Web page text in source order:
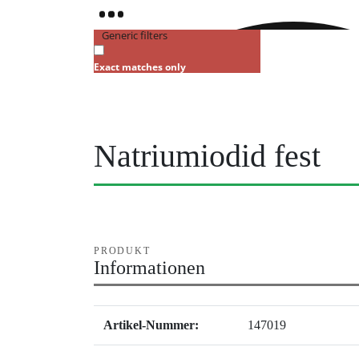
Generic filters
Exact matches only
Natriumiodid fest
PRODUKT
Informationen
Artikel-Nummer: 147019